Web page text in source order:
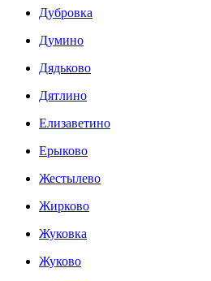
Дубровка
Думино
Дядьково
Дятлино
Елизаветино
Ерыково
Жестылево
Жирково
Жуковка
Жуково